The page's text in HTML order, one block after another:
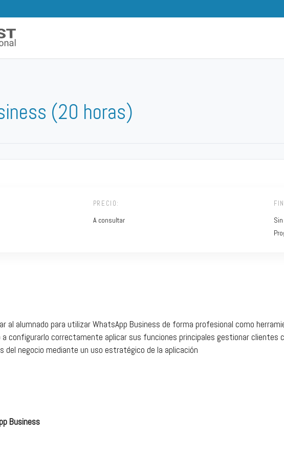
(20 horas)
PRECIO:
A consultar
al alumnado para utilizar WhatsApp Business de forma profesional como
a configurarlo correctamente aplicar sus funciones principales gestionar clientes
del negocio mediante un uso estratégico de la aplicación
Business